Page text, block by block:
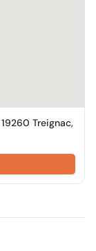
Treignac,